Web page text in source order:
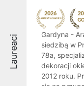
Laureaci
Gardyna -
siedzibą w
78a,
dekoracji
2012 roku.